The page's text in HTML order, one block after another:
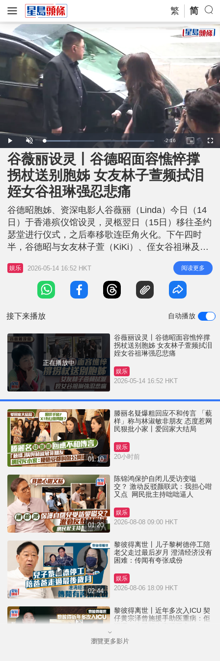
繁 简
P
l
a
y
U
n
m
u
t
e
L
o
a
d
e
:
3
.
8
7
R
e
m
n
n
-2:16
P
i
c
t
u
e
-
i
r
e
F
u
谷薇丽设灵丨谷德昭面容憔悴撑
拐杖送别胞姊 女友林子萱频拭泪
姪女谷祖琳强忍悲痛
谷德昭胞姊、资深电影人谷薇丽（Linda）今日（14
日）于香港殡仪馆设灵，灵柩翌日（15日）移往圣约
瑟堂进行仪式，之后奉移歌连臣角火化。下午四时
半，谷德昭与女友林子萱（KiKi）、侄女谷祖琳及家
属以一身素服现身殡仪馆，谷德昭落车后撑住拐杖，
面容略见憔悴，他等候女友和谷祖琳并一同让传媒拍
照，期间林子萱不时拭泪，戴上黑色口罩的谷祖琳强
忍眼泪，谷德昭婉拒接受访问，并谓：「有心、有
娱乐 2026-05-14 16:52 HKT 阅读更多
接下来播放 自动播放
正在播放中
谷薇丽设灵丨谷德昭面容憔悴撑
拐杖送别胞姊 女友林子萱频拭泪
姪女谷祖琳强忍悲痛
娱乐
2026-05-14 16:52 HKT
01:10
滕丽名疑爆粗回应不和传言 「藐
样」称与林淑敏非朋友 态度惹网
民狠批小家丨爱回家大结局
娱乐
20小时前
01:20
陈锦鸿保护自闭儿受访变嗌
交？ 激动反驳颜联武：我担心咁
又点 网民批主持咄咄逼人
娱乐
2026-08-08 09:00 HKT
02:44
黎彼得离世丨儿子黎树德停工陪
老父走过最后岁月 澄清经济没有
困难：传闻有夸张成份
娱乐
2026-08-06 18:09 HKT
黎彼得离世丨近年多次入ICU 契
仔黄宗泽曾施援手助医重病：佢
娱乐
瀏覽更多影片